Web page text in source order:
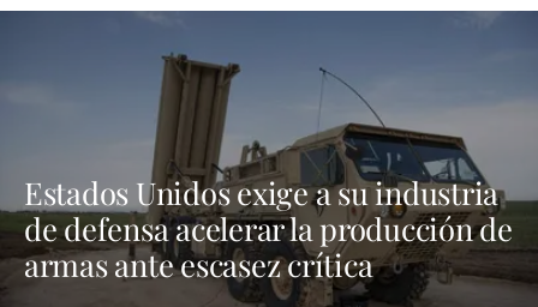
Estados Unidos exige a su industria
de defensa acelerar la producción de
armas ante escasez crítica